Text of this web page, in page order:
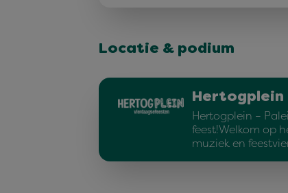
Locatie & podium
Hertogplein
Hertogplein –
feest!Welkom op
muziek en